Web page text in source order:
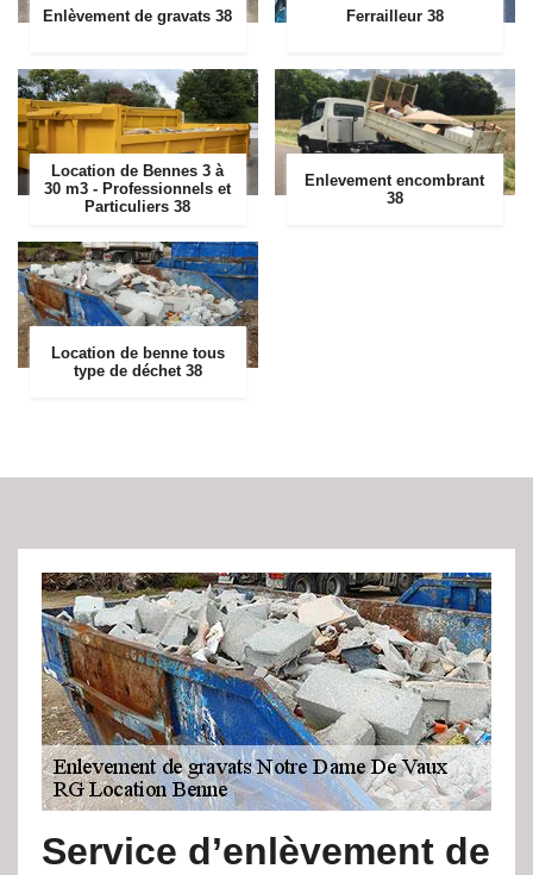
Enlèvement de gravats 38 Ferrailleur 38
Location de Bennes 3 à
30 m3 - Professionnels et
Particuliers 38
Enlevement encombrant
38
Location de benne tous
type de déchet 38
Service d’enlèvement de